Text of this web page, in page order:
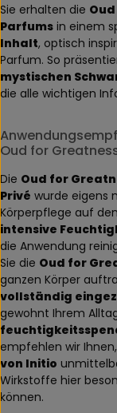
Sie erhalten die
Parfums in einem
Inhalt, optisch
Parfum. So
mystischen
die alle wichtigen
Oud for
Die Oud for
Privé wurde eigens
Körperpflege auf
intensive
die Anwendung
Sie die Oud for
ganzen Körper
vollständig
gewohnt Ihrem
empfehlen wir
von Initio
Wirkstoffe hier
können.